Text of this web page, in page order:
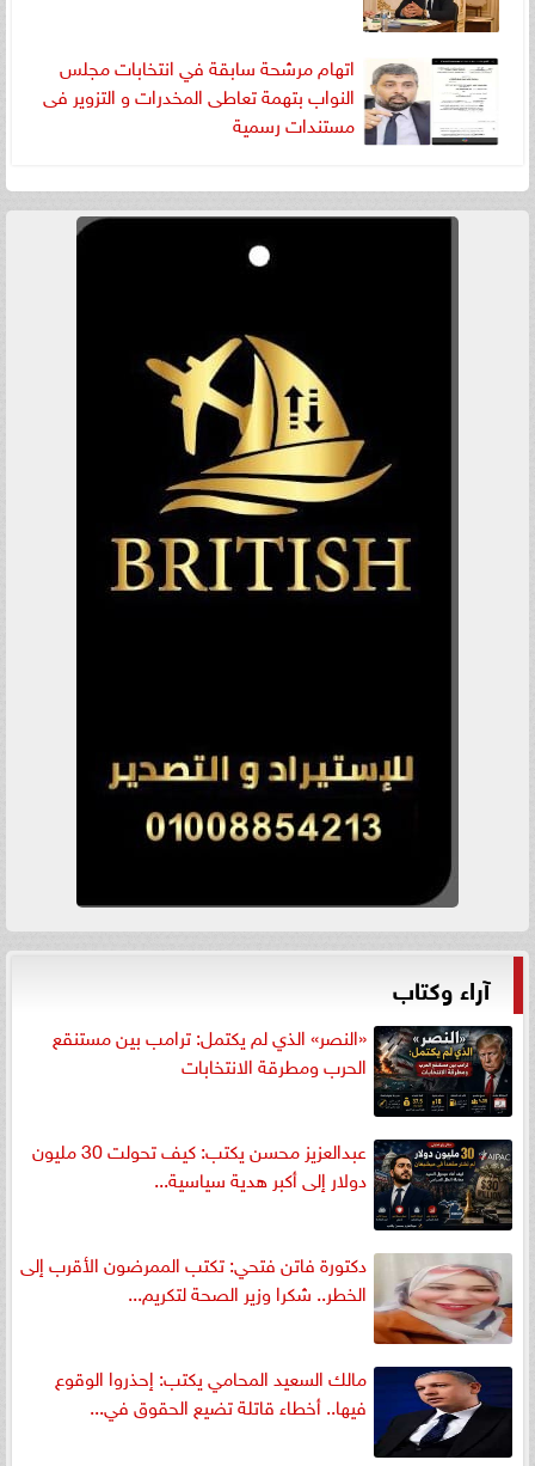
اتهام مرشحة سابقة في انتخابات مجلس
النواب بتهمة تعاطى المخدرات و التزوير فى
مستندات رسمية
آراء وكتاب
«النصر» الذي لم يكتمل: ترامب بين مستنقع
الحرب ومطرقة الانتخابات
عبدالعزيز محسن يكتب: كيف تحولت 30 مليون
دولار إلى أكبر هدية سياسية...
دكتورة فاتن فتحي: تكتب الممرضون الأقرب إلى
الخطر.. شكرا وزير الصحة لتكريم...
مالك السعيد المحامي يكتب: إحذروا الوقوع
فيها.. أخطاء قاتلة تضيع الحقوق في...